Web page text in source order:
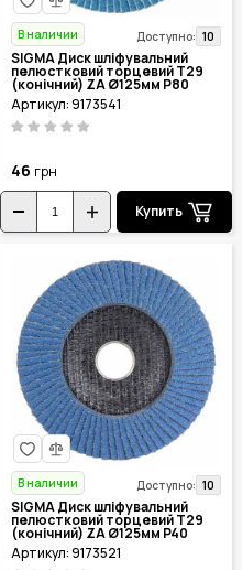
В наличии Доступно: 10
SIGMA Диск шліфувальний
пелюстковий торцевий Т29
(конічний) ZA Ø125мм P80
9173541
Артикул: 9173541
46 грн
Купить
В наличии Доступно: 10
SIGMA Диск шліфувальний
пелюстковий торцевий Т29
(конічний) ZA Ø125мм P40
9173521
Артикул: 9173521